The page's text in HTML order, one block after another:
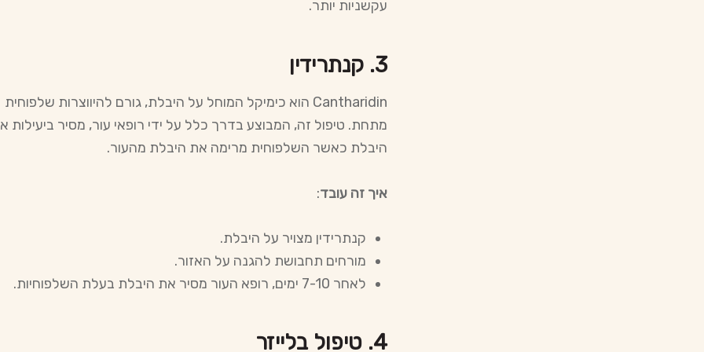
עקשניות יותר.
3. קנתרידין
Cantharidin הוא כימיקל המוחל על היבלת, גורם להיווצרות שלפוחית ​​
מתחת. טיפול זה, המבוצע בדרך כלל על ידי רופאי עור, מסיר ביעילות
היבלת כאשר השלפוחית ​​מרימה את היבלת מהעור.
איך זה עובד:
קנתרידין מצויר על היבלת.
מורחים תחבושת להגנה על האזור.
לאחר 7-10 ימים, רופא העור מסיר את היבלת בעלת השלפוחיות.
4. טיפול בלייזר